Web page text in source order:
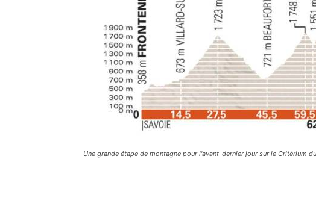
Une grande étape de montagne pour l'avant-dernier jour sur le Critérium